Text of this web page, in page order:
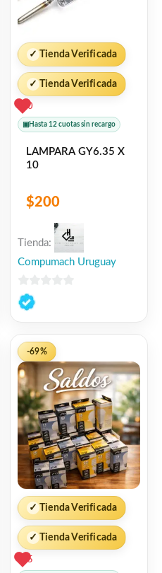
✓ Tienda Verificada
✓ Tienda Verificada
0
▣ Hasta 12 cuotas sin recargo
LAMPARA GY6.35 X
10
$200
Tienda:
Compumach Uruguay
0
de
-69%
✓ Tienda Verificada
✓ Tienda Verificada
5